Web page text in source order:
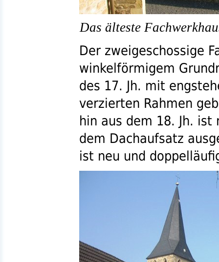
Das älteste
Der zweigeschossige
winkelförmigem
des 17. Jh. mit
verzierten Rahmen
hin aus dem 18. Jh. ist
dem Dachaufsatz
ist neu und